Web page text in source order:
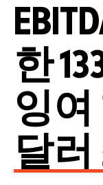
한
잉여
달러